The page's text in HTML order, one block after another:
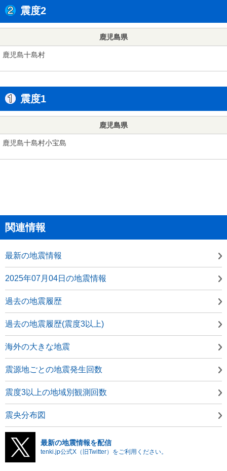
震度2
鹿児島県
鹿児島十島村
震度1
鹿児島県
鹿児島十島村小宝島
関連情報
最新の地震情報
2025年07月04日の地震情報
過去の地震履歴
過去の地震履歴(震度3以上)
海外の大きな地震
震源地ごとの地震発生回数
震度3以上の地域別観測回数
震央分布図
最新の地震情報を配信
tenki.jp公式X（旧Twitter）をご利用ください。